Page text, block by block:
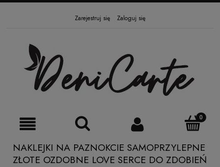
Zarejestruj się Zaloguj się
NAKLEJKI NA PAZNOKCIE SAMOPRZYLEPNE
ZŁOTE OZDOBNE LOVE SERCE DO ZDOBIEŃ